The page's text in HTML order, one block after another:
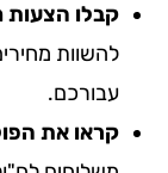
קבלו הצעות
להשוות מחירים
עבורכם.
קראו את